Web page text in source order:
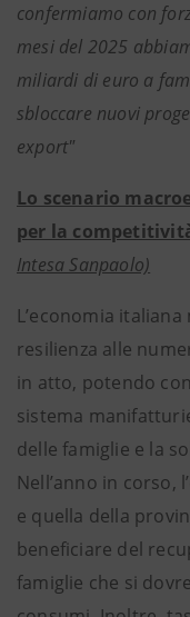
confermiamo con
mesi del 2025
miliardi di euro a
sbloccare nuovi
export"
Lo scenario
per la
Intesa Sanpaolo)
L’economia
resilienza alle
in atto, potendo
sistema
delle famiglie e la
Nell’anno in corso,
e quella della
beneficiare del
famiglie che si